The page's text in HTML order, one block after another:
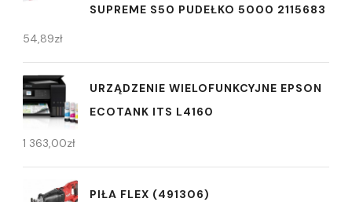
SUPREME S50 PUDEŁKO 5000 2115683
54,89zł
URZĄDZENIE WIELOFUNKCYJNE EPSON
ECOTANK ITS L4160
1 363,00zł
PIŁA FLEX (491306)